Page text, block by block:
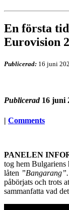
En första
Eurovision
Publicerad: 16 juni
Publicerad 16 juni
| Comments
PANELEN
tog hem
låten ”Bangarang”.
påbörjats och trots
sammanfatta vad